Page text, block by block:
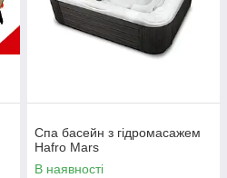
Спа басейн з гідромасажем
Hafro Mars
В наявності